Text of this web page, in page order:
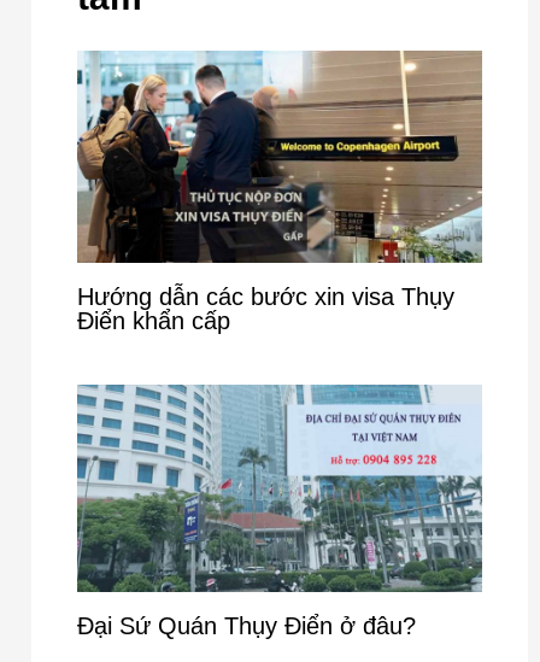
Hướng dẫn các bước xin visa Thụy
Điển khẩn cấp
Đại Sứ Quán Thụy Điển ở đâu?